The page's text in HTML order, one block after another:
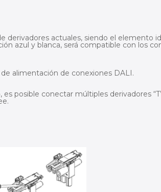
derivadores actuales, siendo el elemento
azul y blanca, será compatible con los
alimentación de conexiones DALI.
posible conectar múltiples derivadores